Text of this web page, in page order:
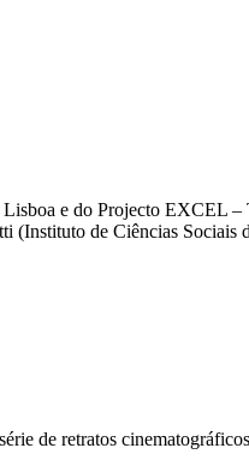
e do Projecto EXCEL
(Instituto de Ciências Sociais
de retratos